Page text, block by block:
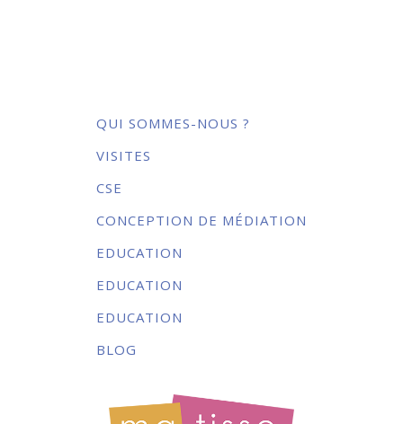
QUI SOMMES-NOUS ?
VISITES
CSE
CONCEPTION DE MÉDIATION
EDUCATION
EDUCATION
EDUCATION
BLOG